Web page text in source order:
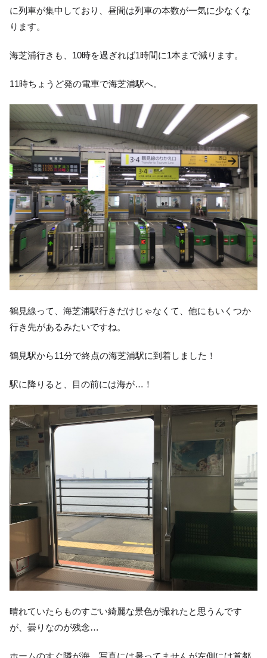
に列車が集中しており、昼間は列車の本数が一気に少なくな
ります。
海芝浦行きも、10時を過ぎれば1時間に1本まで減ります。
11時ちょうど発の電車で海芝浦駅へ。
鶴見線って、海芝浦駅行きだけじゃなくて、他にもいくつか
行き先があるみたいですね。
鶴見駅から11分で終点の海芝浦駅に到着しました！
駅に降りると、目の前には海が…！
晴れていたらものすごい綺麗な景色が撮れたと思うんです
が、曇りなのが残念…
ホームのすぐ隣が海、写真には暑ってませんが左側には首都